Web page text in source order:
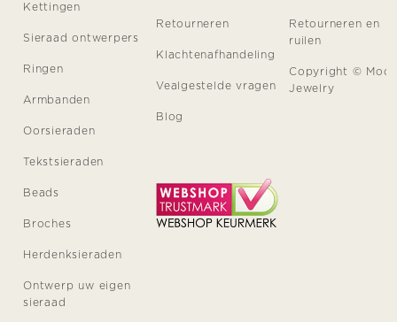
Kettingen
Sieraad ontwerpers
Ringen
Armbanden
Oorsieraden
Tekstsieraden
Beads
Broches
Herdenksieraden
Ontwerp uw eigen
sieraad
Retourneren
Klachtenafhandeling
Vealgestelde vragen
Blog
Retourneren en
ruilen
Copyright ©
Jewelry